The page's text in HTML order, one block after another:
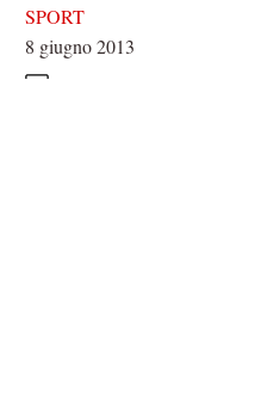
SPORT
8 giugno 2013